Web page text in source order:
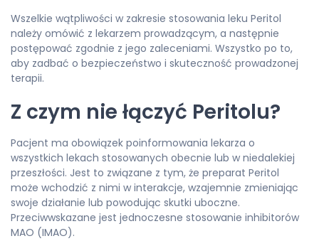
Wszelkie wątpliwości w zakresie stosowania leku Peritol
należy omówić z lekarzem prowadzącym, a następnie
postępować zgodnie z jego zaleceniami. Wszystko po to,
aby zadbać o bezpieczeństwo i skuteczność prowadzonej
terapii.
Z czym nie łączyć Peritolu?
Pacjent ma obowiązek poinformowania lekarza o
wszystkich lekach stosowanych obecnie lub w niedalekiej
przeszłości. Jest to związane z tym, że preparat Peritol
może wchodzić z nimi w interakcje, wzajemnie zmieniając
swoje działanie lub powodując skutki uboczne.
Przeciwwskazane jest jednoczesne stosowanie inhibitorów
MAO (IMAO).